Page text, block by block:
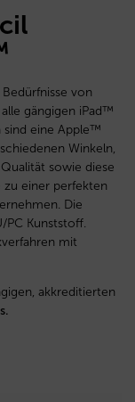
von
gängigen iPad™
sind eine Apple™
Winkeln,
sowie diese
zu einer perfekten
Die
PC Kunststoff.
mit
akkreditierten